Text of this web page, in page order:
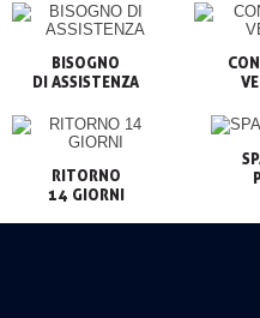
BISOGNO
RITORNO
14 GIORNI